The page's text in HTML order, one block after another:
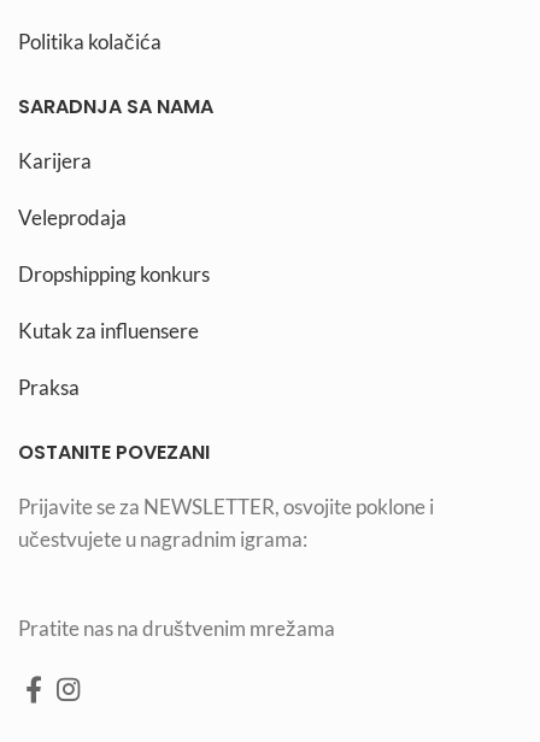
Politika kolačića
SARADNJA SA NAMA
Karijera
Veleprodaja
Dropshipping konkurs
Kutak za influensere
Praksa
OSTANITE POVEZANI
Prijavite se za NEWSLETTER, osvojite poklone i
učestvujete u nagradnim igrama:
Pratite nas na društvenim mrežama